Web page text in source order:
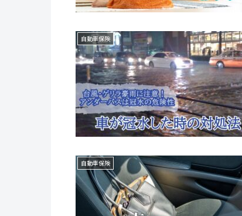
自動車保険
自動車保険